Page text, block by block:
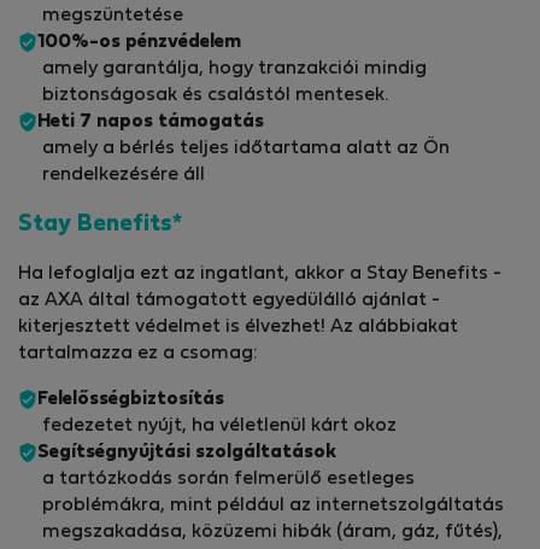
megszüntetése
100%-os pénzvédelem
amely garantálja, hogy tranzakciói mindig
biztonságosak és csalástól mentesek.
Heti 7 napos támogatás
amely a bérlés teljes időtartama alatt az Ön
rendelkezésére áll
Stay Benefits*
Ha lefoglalja ezt az ingatlant, akkor a Stay Benefits -
az AXA által támogatott egyedülálló ajánlat -
kiterjesztett védelmet is élvezhet! Az alábbiakat
tartalmazza ez a csomag:
Felelősségbiztosítás
fedezetet nyújt, ha véletlenül kárt okoz
Segítségnyújtási szolgáltatások
a tartózkodás során felmerülő esetleges
problémákra, mint például az internetszolgáltatás
megszakadása, közüzemi hibák (áram, gáz, fűtés),